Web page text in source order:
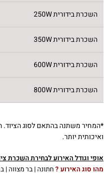
השכרת בידורית 250W
השכרת בידורית 350W
השכרת בידורית 600W
השכרת בידורית 800W
*המחיר משתנה בהתאם לסוג הציוד.
ואיכותית יותר.
אופי וגודל האירוע לבחירת השכרת
מהו סוג האירוע ?חתונה | בר מצווה